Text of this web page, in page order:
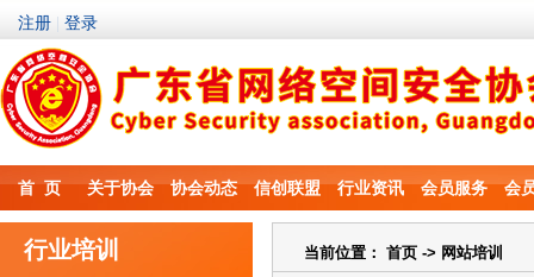
首 页 关于协会 协会动态 信创联盟 行业资讯 会员服务 会
行业培训 当前位置： 首页 -> 网站培训